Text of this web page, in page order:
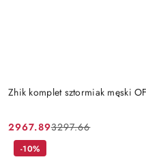
Zhik komplet sztormiak męski
Cena
promocyjna:
2967.89
Cena
przed
3297.66
-10%